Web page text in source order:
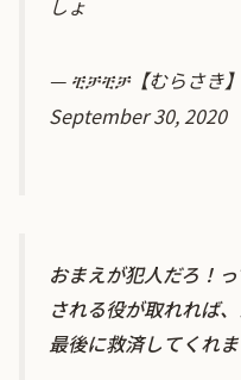
しょ
— ቺቻቺቻ【むらさき
September 30, 2020
おまえが犯人だろ！
される役が取れれば
最後に救済してくれ